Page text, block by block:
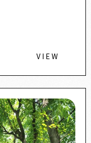
VIEW